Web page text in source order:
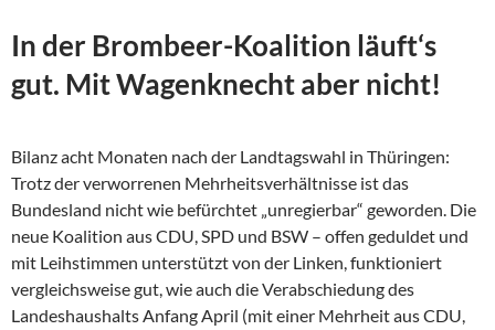
In der Brombeer-Koalition läuft‘s
gut. Mit Wagenknecht aber nicht!
Bilanz acht Monaten nach der Landtagswahl in Thüringen:
Trotz der verworrenen Mehrheitsverhältnisse ist das
Bundesland nicht wie befürchtet „unregierbar“ geworden. Die
neue Koalition aus CDU, SPD und BSW – offen geduldet und
mit Leihstimmen unterstützt von der Linken, funktioniert
vergleichsweise gut, wie auch die Verabschiedung des
Landeshaushalts Anfang April (mit einer Mehrheit aus CDU,